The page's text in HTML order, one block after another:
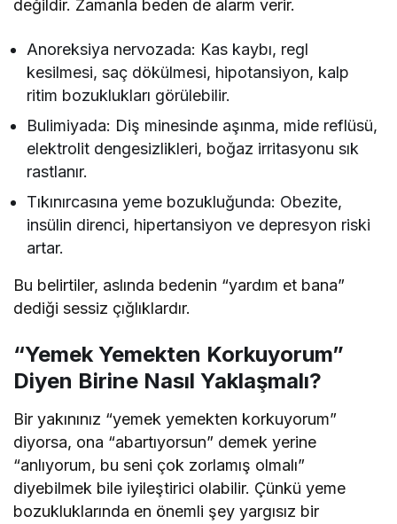
değildir. Zamanla beden de alarm verir.
Anoreksiya nervozada: Kas kaybı, regl
kesilmesi, saç dökülmesi, hipotansiyon, kalp
ritim bozuklukları görülebilir.
Bulimiyada: Diş minesinde aşınma, mide reflüsü,
elektrolit dengesizlikleri, boğaz irritasyonu sık
rastlanır.
Tıkınırcasına yeme bozukluğunda: Obezite,
insülin direnci, hipertansiyon ve depresyon riski
artar.
Bu belirtiler, aslında bedenin “yardım et bana”
dediği sessiz çığlıklardır.
“Yemek Yemekten Korkuyorum”
Diyen Birine Nasıl Yaklaşmalı?
Bir yakınınız “yemek yemekten korkuyorum”
diyorsa, ona “abartıyorsun” demek yerine
“anlıyorum, bu seni çok zorlamış olmalı”
diyebilmek bile iyileştirici olabilir. Çünkü yeme
bozukluklarında en önemli şey yargısız bir